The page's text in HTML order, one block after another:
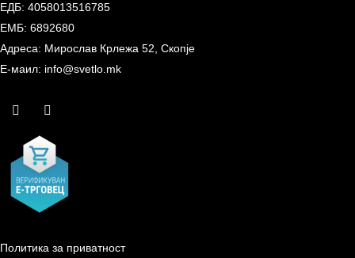
ЕДБ: 4058013516785
ЕМБ: 6892680
Адреса: Мирослав Крлежа 52, Скопје
Е-маил: info@svetlo.mk
Политика за приватност